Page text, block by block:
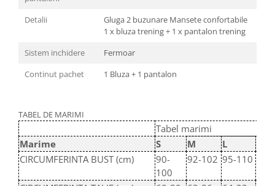
Detalii
Gluga 2 buzunare Mansete confortabile
1 x bluza trening + 1 x pantalon trening
Sistem inchidere
Fermoar
Continut pachet
1 Bluza + 1 pantalon
TABEL DE MARIMI
Tabel marimi
Marime
S M L
CIRCUMFERINTA BUST (cm)
90-
100
92-102 95-110